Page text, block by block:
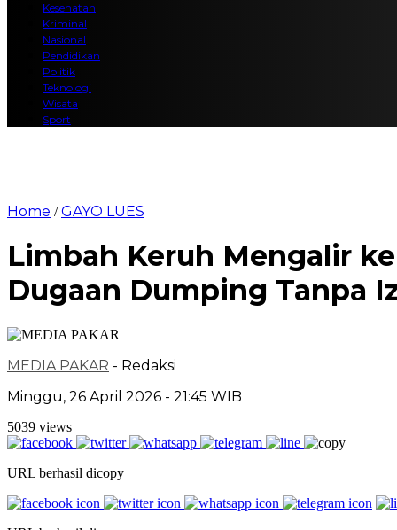
Kesehatan
Kriminal
Nasional
Pendidikan
Politik
Teknologi
Wisata
Sport
Home /GAYO LUES
Limbah Keruh Mengalir
Dugaan Dumping Tanpa
MEDIA PAKAR - Redaksi
Minggu, 26 April 2026 - 21:45 WIB
5039 views
URL berhasil dicopy